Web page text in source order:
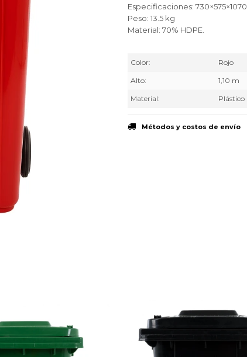
Especificaciones:
Peso: 13.5 kg
Material: 70% HDPE.
Color Rojo
Alto 1,10 m
Material Plástico
Métodos y costos de envío